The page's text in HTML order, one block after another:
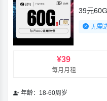
39元60G
无需
¥39
每月月租
年龄：18-60周岁